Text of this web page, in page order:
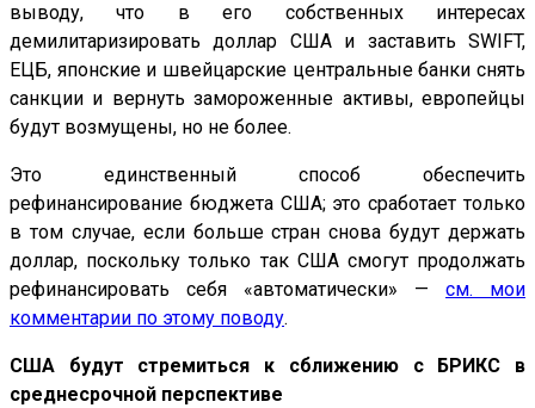
выводу, что в его собственных интересах
демилитаризировать доллар США и заставить SWIFT,
ЕЦБ, японские и швейцарские центральные банки снять
санкции и вернуть замороженные активы, европейцы
будут возмущены, но не более.
Это единственный способ обеспечить
рефинансирование бюджета США; это сработает только
в том случае, если больше стран снова будут держать
доллар, поскольку только так США смогут продолжать
рефинансировать себя «автоматически» — см. мои
комментарии по этому поводу.
США будут стремиться к сближению с БРИКС в
среднесрочной перспективе